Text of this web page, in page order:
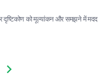
को मूल्यांकन और समझने में मदद
slide
Next slide